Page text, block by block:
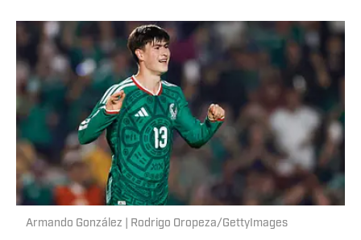
Armando González | Rodrigo Oropeza/GettyImages